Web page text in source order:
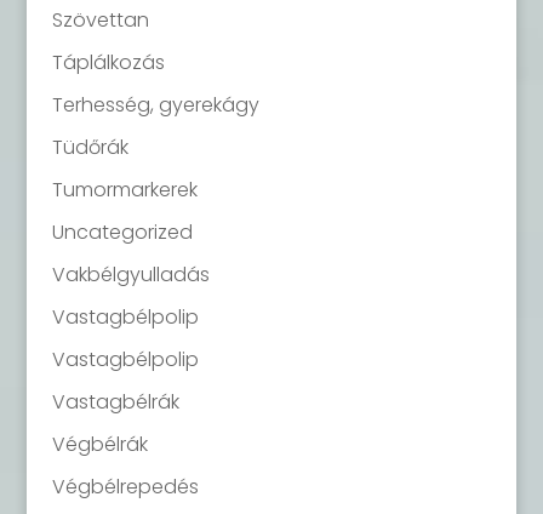
Szövettan
Táplálkozás
Terhesség, gyerekágy
Tüdőrák
Tumormarkerek
Uncategorized
Vakbélgyulladás
Vastagbélpolip
Vastagbélpolip
Vastagbélrák
Végbélrák
Végbélrepedés